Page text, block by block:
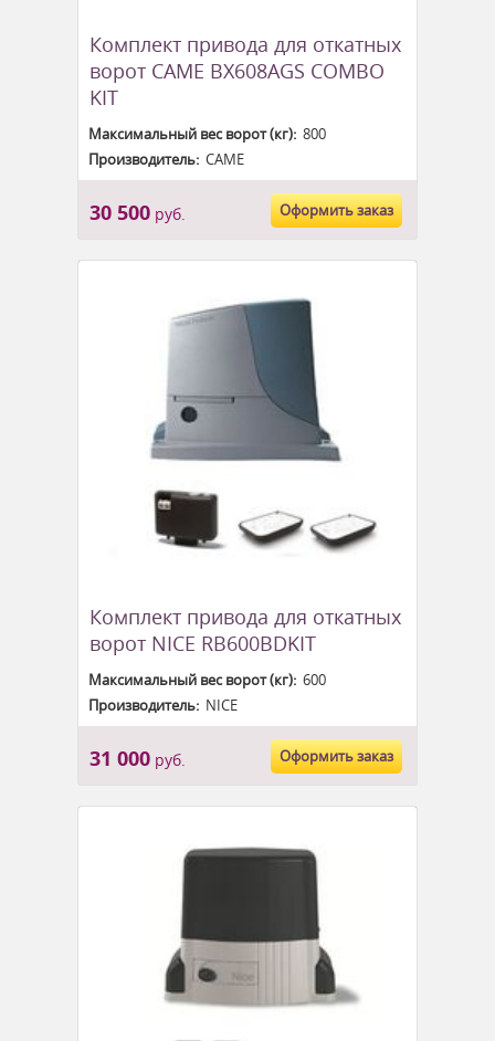
Комплект привода для откатных
ворот CAME BX608AGS COMBO
KIT
Максимальный вес ворот (кг):800
Производитель:CAME
30 500руб. Оформить заказ
Комплект привода для откатных
ворот NICE RB600BDKIT
Максимальный вес ворот (кг):600
Производитель:NICE
31 000руб. Оформить заказ